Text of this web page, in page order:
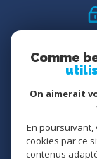
Comme
On aimerait
En
cookies par ce
contenus